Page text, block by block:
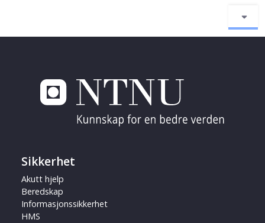
Sikkerhet
Akutt hjelp
Beredskap
Informasjonssikkerhet
HMS